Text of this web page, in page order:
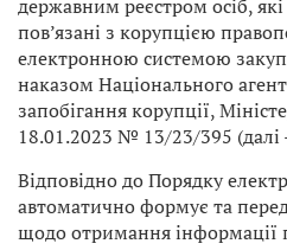
державним реєстром осіб,
пов’язані з корупцією
електронною системою
наказом Національного
запобігання корупції,
18.01.2023 № 13/23/395 (далі
Відповідно до Порядку
автоматично формує та
щодо отримання інформації